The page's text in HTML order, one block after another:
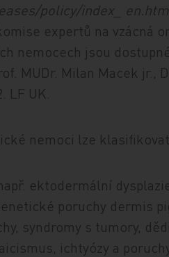
policy/index_ en.htm.
expertů na vzácná
nemocech jsou
MUDr. Milan Macek jr.,
LF UK.
nemoci lze
ektodermální
poruchy dermis
syndromy s tumory,
ichtyózy a